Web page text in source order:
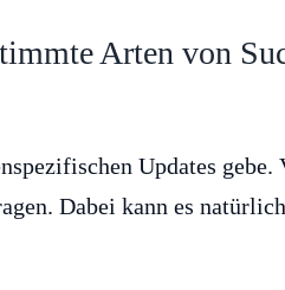
Arten von
Updates
Dabei kann es